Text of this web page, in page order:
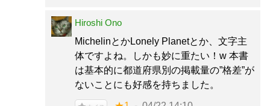
Hiroshi Ono
MichelinとかLonely Planetとか、文字主
体ですよね。しかも妙に重たい！w 本書
は基本的に都道府県別の掲載量の”格差”が
ないことにも好感を持ちました。